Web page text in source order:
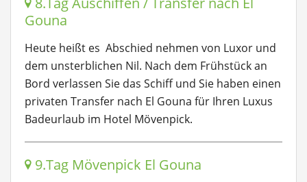
Gouna
Heute heißt es Abschied nehmen von Luxor und
dem unsterblichen Nil. Nach dem Frühstück an
Bord verlassen Sie das Schiff und Sie haben einen
privaten Transfer nach El Gouna für Ihren Luxus
Badeurlaub im Hotel Mövenpick.
9.Tag Mövenpick El Gouna